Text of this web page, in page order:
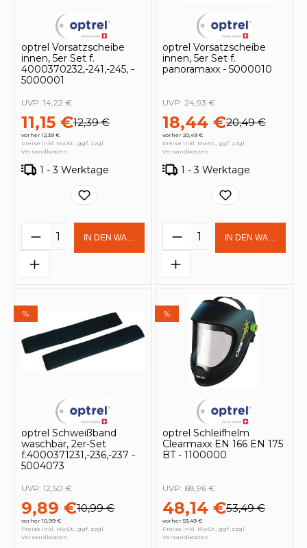
optrel Vorsatzscheibe
innen, 5er Set f.
4000370232,-241,-245, -
5000001
11,15 €12,39 €
vorher 12,39 €
UVP: 14,22 €
Preise inkl. MwSt., ggf. zzgl.
Versandkosten
1 - 3 Werktage
Produkt Anzahl: Gib den
IN DEN WARENKORB
optrel Vorsatzscheibe
innen, 5er Set f.
panoramaxx - 5000010
18,44 €20,49 €
vorher 20,49 €
UVP: 24,93 €
Preise inkl. MwSt., ggf. zzgl.
Versandkosten
1 - 3 Werktage
Produkt Anzahl:
IN DEN
%
optrel Schweißband
waschbar, 2er-Set
f.4000371231,-236,-237 -
5004073
9,89 €10,99 €
vorher 10,99 €
UVP: 12,50 €
Preise inkl. MwSt., ggf. zzgl.
Versandkosten
%
optrel Schleifhelm
Clearmaxx EN 166 EN 175
BT - 1100000
48,14 €53,49 €
vorher 53,49 €
UVP: 68,96 €
Preise inkl. MwSt., ggf. zzgl.
Versandkosten